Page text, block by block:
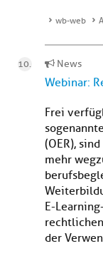
wb-web
News
Webinar:
Frei
(OER),
mehr
E-
der